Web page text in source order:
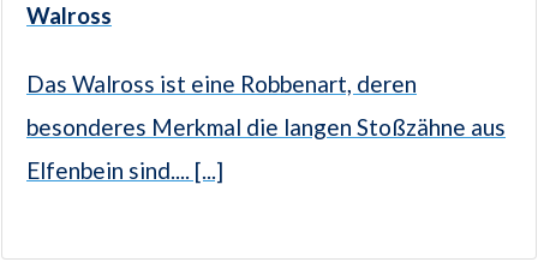
Walross
Das Walross ist eine Robbenart, deren
besonderes Merkmal die langen Stoßzähne aus
Elfenbein sind.... [...]